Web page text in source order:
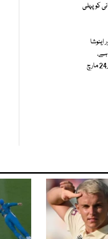
کپتان مقرر کیاگیا ہے، 17 سالہ کویشکا دلہانی کو پہلی
اور اینوشا
ہے،
پاکستان سے سری لنکن ٹیم پہلے 3 ون ڈے انٹرنیشنل کھیلے گی جو کہ آئی سی سی چیمپئن شپ کا بھی حصہ ہوں گے، یہ مقابلے 20،22اور24 مارچ